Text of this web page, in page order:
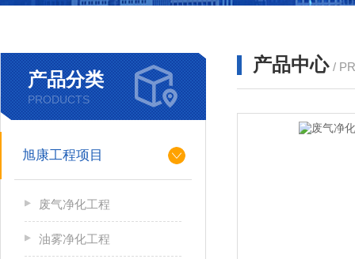
产品分类
PRODUCTS
旭康工程项目
废气净化工程
油雾净化工程
产品中心 /